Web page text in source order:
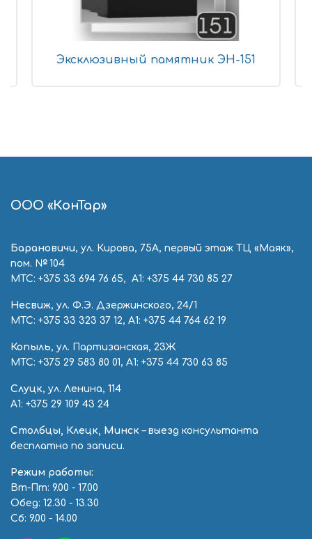
Эксклюзивный памятник ЭН-151
ООО «КонТар»
Барановичи, ул. Кирова, 75А, первый этаж ТЦ «Маяк»,
пом. № 104
МТС: +375 33 694 76 65, А1: +375 44 730 85 27
Несвиж, ул. Ф.Э. Дзержинского, 24/1
МТС: +375 33 323 37 12, А1: +375 44 764 62 19
Копыль, ул. Партизанская, 23Ж
МТС: +375 29 583 80 01, А1: +375 44 730 63 85
Слуцк, ул. Ленина, 114
А1: +375 29 109 43 24
Столбцы, Клецк, Минск – выезд консультанта
бесплатно по записи.
Режим работы:
Вт-Пт: 9.00 - 17.00
Обед: 12.30 - 13.30
Сб: 9.00 - 14.00